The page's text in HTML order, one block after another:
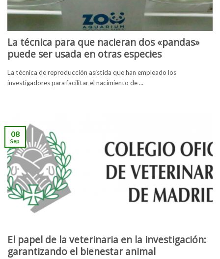
La técnica para que nacieran dos «pandas»
puede ser usada en otras especies
La técnica de reproducción asistida que han empleado los
investigadores para facilitar el nacimiento de ...
El papel de la veterinaria en la investigación:
garantizando el bienestar animal
08
Sep